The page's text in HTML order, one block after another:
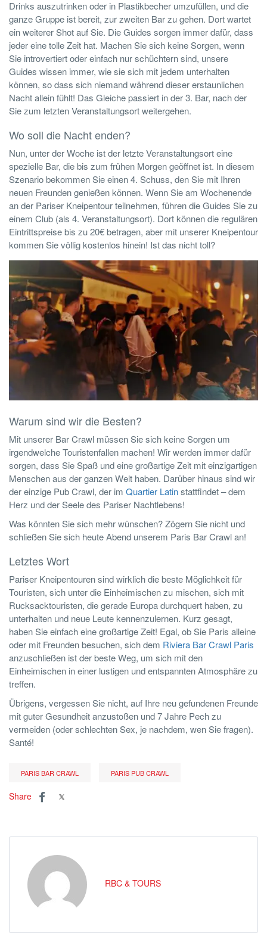
Drinks auszutrinken oder in Plastikbecher umzufüllen, und die
ganze Gruppe ist bereit, zur zweiten Bar zu gehen. Dort wartet
ein weiterer Shot auf Sie. Die Guides sorgen immer dafür, dass
jeder eine tolle Zeit hat. Machen Sie sich keine Sorgen, wenn
Sie introvertiert oder einfach nur schüchtern sind, unsere
Guides wissen immer, wie sie sich mit jedem unterhalten
können, so dass sich niemand während dieser erstaunlichen
Nacht allein fühlt! Das Gleiche passiert in der 3. Bar, nach der
Sie zum letzten Veranstaltungsort weitergehen.
Wo soll die Nacht enden?
Nun, unter der Woche ist der letzte Veranstaltungsort eine
spezielle Bar, die bis zum frühen Morgen geöffnet ist. In diesem
Szenario bekommen Sie einen 4. Schuss, den Sie mit Ihren
neuen Freunden genießen können. Wenn Sie am Wochenende
an der Pariser Kneipentour teilnehmen, führen die Guides Sie zu
einem Club (als 4. Veranstaltungsort). Dort können die regulären
Eintrittspreise bis zu 20€ betragen, aber mit unserer Kneipentour
kommen Sie völlig kostenlos hinein! Ist das nicht toll?
Warum sind wir die Besten?
Mit unserer Bar Crawl müssen Sie sich keine Sorgen um
irgendwelche Touristenfallen machen! Wir werden immer dafür
sorgen, dass Sie Spaß und eine großartige Zeit mit einzigartigen
Menschen aus der ganzen Welt haben. Darüber hinaus sind wir
der einzige Pub Crawl, der im Quartier Latinstattfindet – dem
Herz und der Seele des Pariser Nachtlebens!
Was könnten Sie sich mehr wünschen? Zögern Sie nicht und
schließen Sie sich heute Abend unserem Paris Bar Crawl an!
Letztes Wort
Pariser Kneipentouren sind wirklich die beste Möglichkeit für
Touristen, sich unter die Einheimischen zu mischen, sich mit
Rucksacktouristen, die gerade Europa durchquert haben, zu
unterhalten und neue Leute kennenzulernen. Kurz gesagt,
haben Sie einfach eine großartige Zeit! Egal, ob Sie Paris alleine
oder mit Freunden besuchen, sich dem Riviera Bar Crawl Paris
anzuschließen ist der beste Weg, um sich mit den
Einheimischen in einer lustigen und entspannten Atmosphäre zu
treffen.
Übrigens, vergessen Sie nicht, auf Ihre neu gefundenen Freunde
mit guter Gesundheit anzustoßen und 7 Jahre Pech zu
vermeiden (oder schlechten Sex, je nachdem, wen Sie fragen).
Santé!
PARIS BAR CRAWL PARIS PUB CRAWL
Share
RBC & TOURS